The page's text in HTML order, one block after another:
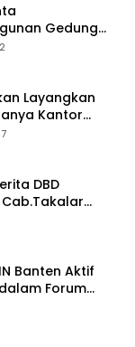
Gedung
Layangkan
Kantor
DBD
Cab.Takalar
Banten Aktif
Forum